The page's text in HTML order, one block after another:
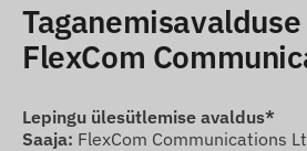
FlexCom
Lepingu ülesütlemise avaldus*
Saaja: FlexCom Communications